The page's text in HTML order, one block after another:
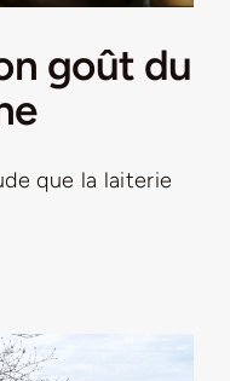
goût du
que la laiterie